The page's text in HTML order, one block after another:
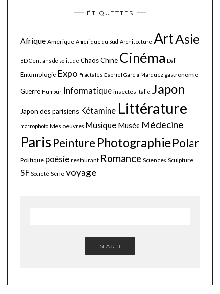
ÉTIQUETTES
Afrique Amérique Amérique du Sud Architecture ArtAsie
BD Cent ans de solitude ChaosChine Cinéma Dali
Entomologie Expo Fractales Gabriel Garcia Marquez gastronomie
Guerre Humour Informatique insectes Italie Japon
Japon des parisiens Kétamine Littérature
macrophoto Mes oeuvres Musique Musée Médecine
Paris Peinture PhotographiePolar
Politique poésie restaurant Romance Sciences Sculpture
SF Société Série voyage
SEARCH